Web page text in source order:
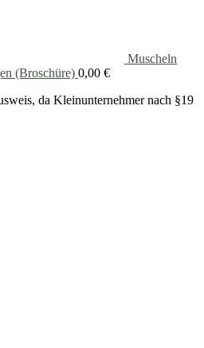
Muscheln
(Broschüre) 0,00 €
da Kleinunternehmer nach §19